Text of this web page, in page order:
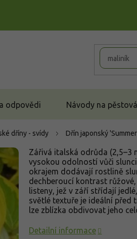
odpovědi Návody na
dříny - svídy Dřín japonský
Zářivá italská odrůda (2,5–3
vysokou odolností vůči
okrajem dodávají rostlině
dechberoucí kontrast
listeny, jež v září střídají
světlé textuře je ideální před
lze zblízka obdivovat jeho
Detailní informace